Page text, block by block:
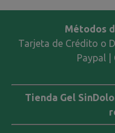
Métodos
Tarjeta de Crédito o
Paypal
Tienda Gel